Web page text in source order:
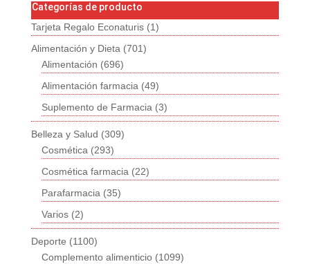
Categorías de producto
Tarjeta Regalo Econaturis (1)
Alimentación y Dieta (701)
Alimentación (696)
Alimentación farmacia (49)
Suplemento de Farmacia (3)
Belleza y Salud (309)
Cosmética (293)
Cosmética farmacia (22)
Parafarmacia (35)
Varios (2)
Deporte (1100)
Complemento alimenticio (1099)